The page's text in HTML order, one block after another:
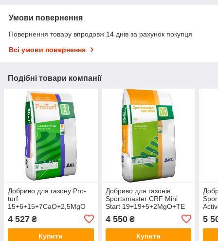
Умови повернення
Повернення товару впродовж 14 днів за рахунок покупця
Всі умови повернення
Подібні товари компанії
Добриво для газону Pro-
turf
15+6+15+7CaO+2,5MgO
4 527 ₴
Купити
Добриво для газонів
Sportsmaster CRF Mini
Start 19+19+5+2MgO+TE
4 550₴
Купити
ICL
5